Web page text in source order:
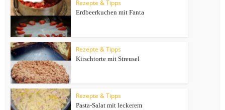
Rezepte & Tipps
Erdbeerkuchen mit Fanta
Rezepte & Tipps
Kirschtorte mit Streusel
Rezepte & Tipps
Pasta-Salat mit leckerem